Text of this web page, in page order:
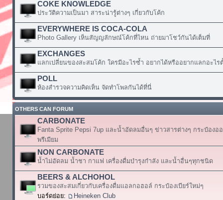
COKE KNOWLEDGE
ประวัติความเป็นมา สาระน่ารู้ต่างๆ เกี่ยวกับโค้ก
EVERYWHERE IS COCA-COLA
Photo Gallery เห็นสัญญลักษณ์โค้กที่ไหน ถ่ายมาโชว์กันได้เต็มที่
EXCHANGES
แลกเปลี่ยนของสะสมโค้ก ใครมีอะไรซ้ำ อยากได้หรืออยากแลกอะไร
POLL
ห้องสำรวจความคิดเห็น จัดทำโพลกันได้ที่นี่
OTHERS CAN FORUM
CARBONATE
Fanta Sprite Pepsi 7up และน้ำอัดลมอื่นๆ ข่าวสารต่างๆ กระป๋องอ
พรีเมียม
NON CARBONATE
น้ำไม่อัดลม น้ำชา กาแฟ เครื่องดื่มบำรุงกำลัง และน้ำอื่นๆทุกชนิด
BEERS & ALCHOHOL
รวมของสะสมเกี่ยวกับเครื่องดื่มแอลกอฮอล์ กระป๋องเบียร์ใหม่ๆ
บอร์ดย่อย:
Heineken Club